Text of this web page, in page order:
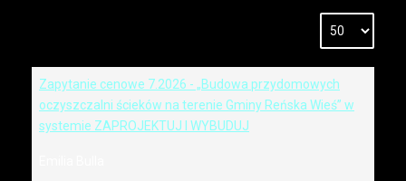
Zapytanie cenowe 7.2026 - „Budowa przydomowych
oczyszczalni ścieków na terenie Gminy Reńska Wieś” w
systemie ZAPROJEKTUJ I WYBUDUJ